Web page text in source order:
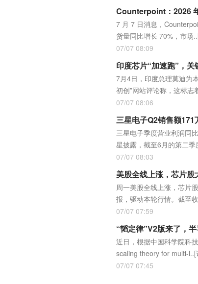
Counterpoint：2026
7 月 7 日消息，
货量同比增长 70%，市场..
07/07 08:09
印度芯片“加速跑”，
7月4日，印度总理莫迪为
初创”网站评论称，这标志
07/07 08:06
三星电子Q2销售额
三星电子季度营业利润同
星披露，截至6月的第二季
07/07 08:03
美股全线上涨，芯片
周一美股全线上涨，芯片
报，驱动本轮行情。截至
07/07 07:59
“韬定律”V2版来了，
近日，根据中国科学院科
scaling theory for multi-l..[
07/07 07:45